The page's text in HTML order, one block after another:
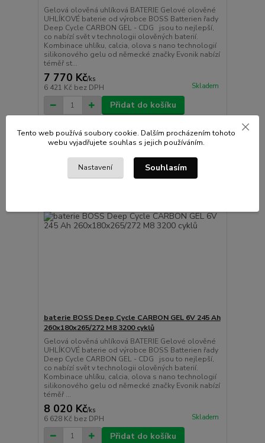
Gelová olověná uhlíková BATERIE Gelové olověné
UHLÍKOVÉ baterie od výrobce BOSS Batterien řady
Deep Cycle CARBON GEL - CDG jsou to nejlepší,
co nabízí svět v technologii olověných baterií.
Kombinace uhlíku, calcia, olova s nano technologií
silikonového gelu od německé značky Evonik nabízí
téměř st...
7 770 Kč/ks
6 421 Kč bez DPH Skladem
Přidat do košíku
baterie BOSS Deep Cycle CARBON GEL 6V 245 Ah
260x180x265/272 M8 3200 cyklů
Gelová olověná uhlíková BATERIE Gelové olověné
UHLÍKOVÉ baterie od výrobce BOSS Batterien řady
Deep Cycle CARBON GEL - CDG jsou to nejlepší,
co nabízí svět v technologii olověných baterií.
Kombinace uhlíku, calcia, olova s nano technologií
silikonového gelu od německé značky Evonik nabízí
téměř ...
8 020 Kč/ks
6 628 Kč bez DPH Skladem
Přidat do košíku
Tento web používá soubory cookie. Dalším procházením tohoto
webu vyjadřujete souhlas s jejich používáním.
Nastavení Souhlasím